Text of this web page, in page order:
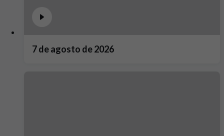
7 de agosto de 2026